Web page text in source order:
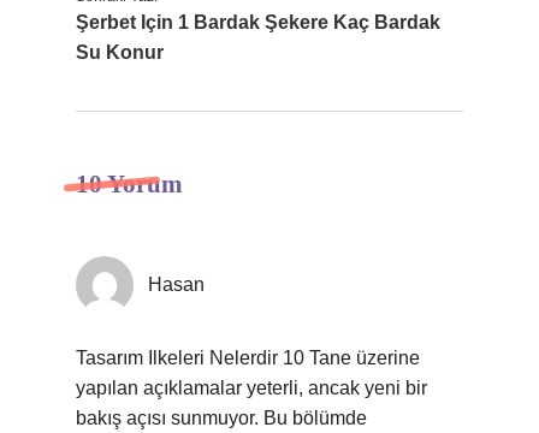
Şerbet Için 1 Bardak Şekere Kaç Bardak
Su Konur
10 Yorum
Hasan
Tasarım Ilkeleri Nelerdir 10 Tane üzerine
yapılan açıklamalar yeterli, ancak yeni bir
bakış açısı sunmuyor. Bu bölümde